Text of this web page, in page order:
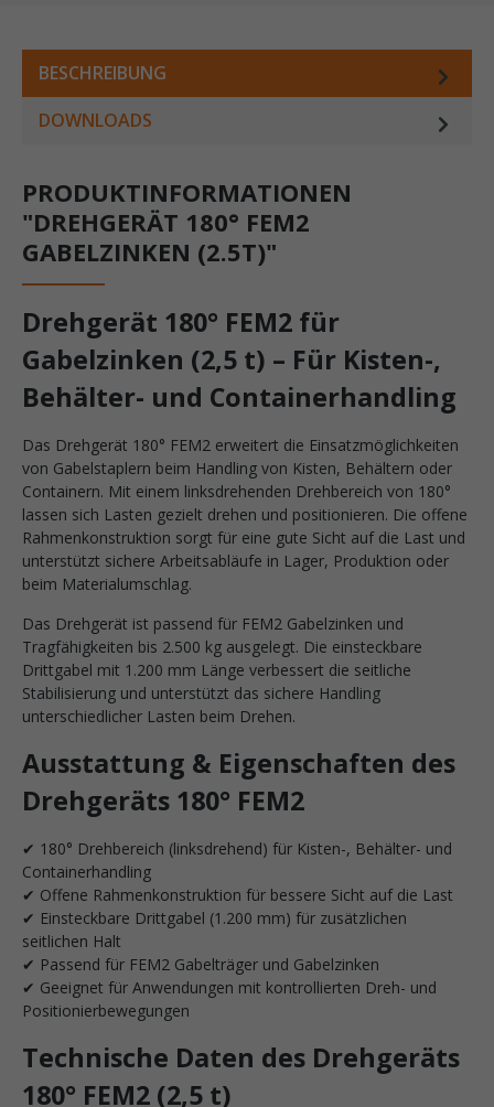
BESCHREIBUNG
DOWNLOADS
PRODUKTINFORMATIONEN
"DREHGERÄT 180° FEM2
GABELZINKEN (2.5T)"
Drehgerät 180° FEM2 für
Gabelzinken (2,5 t) – Für Kisten-,
Behälter- und Containerhandling
Das Drehgerät 180° FEM2 erweitert die Einsatzmöglichkeiten
von Gabelstaplern beim Handling von Kisten, Behältern oder
Containern. Mit einem linksdrehenden Drehbereich von 180°
lassen sich Lasten gezielt drehen und positionieren. Die offene
Rahmenkonstruktion sorgt für eine gute Sicht auf die Last und
unterstützt sichere Arbeitsabläufe in Lager, Produktion oder
beim Materialumschlag.
Das Drehgerät ist passend für FEM2 Gabelzinken und
Tragfähigkeiten bis 2.500 kg ausgelegt. Die einsteckbare
Drittgabel mit 1.200 mm Länge verbessert die seitliche
Stabilisierung und unterstützt das sichere Handling
unterschiedlicher Lasten beim Drehen.
Ausstattung & Eigenschaften des
Drehgeräts 180° FEM2
✔ 180° Drehbereich (linksdrehend) für Kisten-, Behälter- und
Containerhandling
✔ Offene Rahmenkonstruktion für bessere Sicht auf die Last
✔ Einsteckbare Drittgabel (1.200 mm) für zusätzlichen
seitlichen Halt
✔ Passend für FEM2 Gabelträger und Gabelzinken
✔ Geeignet für Anwendungen mit kontrollierten Dreh- und
Positionierbewegungen
Technische Daten des Drehgeräts
180° FEM2 (2,5 t)